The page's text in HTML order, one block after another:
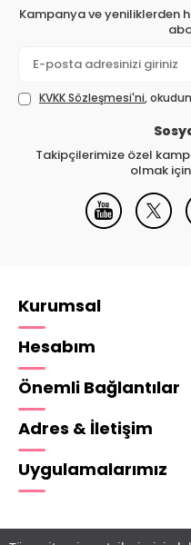
Kampanya ve yeniliklerden
KVKK Sözleşmesi'ni,
Takipçilerimize özel
olmak
Kurumsal
Hesabım
Önemli Bağlantılar
Adres & İletişim
Uygulamalarımız